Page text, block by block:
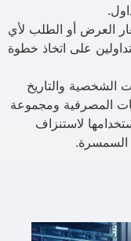
العرض أو الطلب لأي
على اتخاذ خطوة
الشخصية والتاريخ
المصرفية ومجموعة
لاستنزاف
السمسرة.